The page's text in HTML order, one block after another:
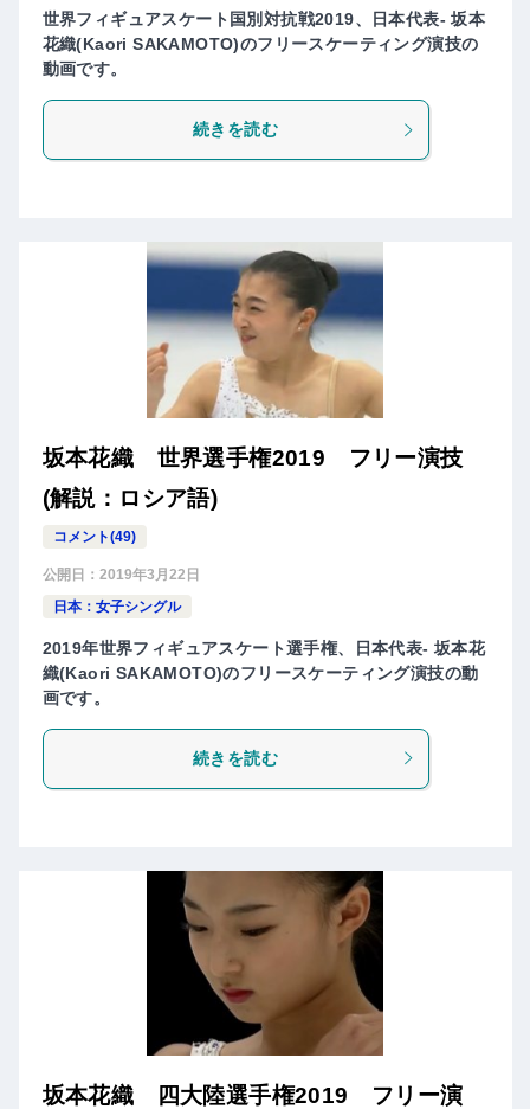
世界フィギュアスケート国別対抗戦2019、日本代表- 坂本
花織(Kaori SAKAMOTO)のフリースケーティング演技の
動画です。
続きを読む
坂本花織 世界選手権2019 フリー演技
(解説：ロシア語)
コメント(49)
公開日： 2019年3月22日
日本：女子シングル
2019年世界フィギュアスケート選手権、日本代表- 坂本花
織(Kaori SAKAMOTO)のフリースケーティング演技の動
画です。
続きを読む
坂本花織 四大陸選手権2019 フリー演